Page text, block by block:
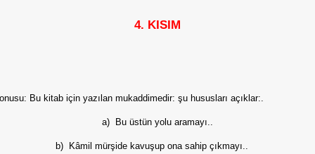
4. KISIM
Bu kitab için yazılan mukad­dimedir: şu hususları açıklar:.
a) Bu üstün yolu aramayı..
b) Kâmil mürşide kavuşup ona sahip çıkmayı..